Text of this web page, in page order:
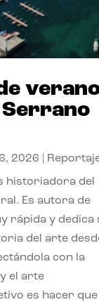
2026
historiadora del
Es autora de
rápida y dedica
del arte
con la
el arte
es hacer que